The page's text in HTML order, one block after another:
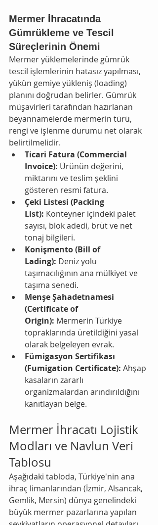
Mermer İhracatında
Gümrükleme ve Tescil
Süreçlerinin Önemi
Mermer yüklemelerinde gümrük
tescil işlemlerinin hatasız yapılması,
yükün gemiye yükleniş (loading)
planını doğrudan belirler. Gümrük
müşavirleri tarafından hazırlanan
beyannamelerde mermerin türü,
rengi ve işlenme durumu net olarak
belirtilmelidir.
Ticari Fatura (Commercial
Invoice): Ürünün değerini,
miktarını ve teslim şeklini
gösteren resmi fatura.
Çeki Listesi (Packing
List): Konteyner içindeki palet
sayısı, blok adedi, brüt ve net
tonaj bilgileri.
Konişmento (Bill of
Lading): Deniz yolu
taşımacılığının ana mülkiyet ve
taşıma senedi.
Menşe Şahadetnamesi
(Certificate of
Origin): Mermerin Türkiye
topraklarında üretildiğini yasal
olarak belgeleyen evrak.
Fümigasyon Sertifikası
(Fumigation Certificate): Ahşap
kasaların zararlı
organizmalardan arındırıldığını
kanıtlayan belge.
Mermer İhracatı Lojistik
Modları ve Navlun Veri
Tablosu
Aşağıdaki tabloda, Türkiye'nin ana
ihraç limanlarından (İzmir, Alsancak,
Gemlik, Mersin) dünya genelindeki
büyük mermer pazarlarına yapılan